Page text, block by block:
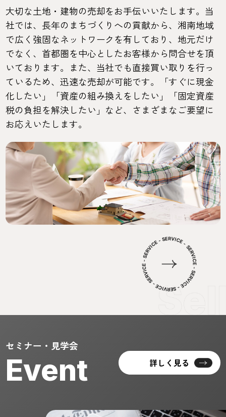
大切な土地・建物の売却をお手伝いいたします。当
社では、長年のまちづくりへの貢献から、湘南地域
で広く強固なネットワークを有しており、地元だけ
でなく、首都圏を中心としたお客様から問合せを頂
いております。また、当社でも直接買い取りを行っ
ているため、迅速な売却が可能です。「すぐに現金
化したい」「資産の組み換えをしたい」「固定資産
税の負担を解決したい」など、さまざまなご要望に
お応えいたします。
セミナー・見学会
Event 詳しく見る